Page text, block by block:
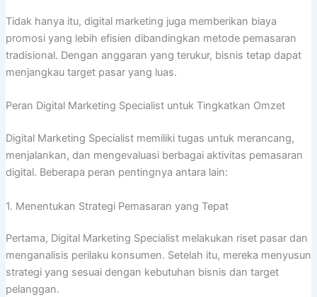
Tidak hanya itu, digital marketing juga memberikan biaya
promosi yang lebih efisien dibandingkan metode pemasaran
tradisional. Dengan anggaran yang terukur, bisnis tetap dapat
menjangkau target pasar yang luas.
Peran Digital Marketing Specialist untuk Tingkatkan Omzet
Digital Marketing Specialist memiliki tugas untuk merancang,
menjalankan, dan mengevaluasi berbagai aktivitas pemasaran
digital. Beberapa peran pentingnya antara lain:
1. Menentukan Strategi Pemasaran yang Tepat
Pertama, Digital Marketing Specialist melakukan riset pasar dan
menganalisis perilaku konsumen. Setelah itu, mereka menyusun
strategi yang sesuai dengan kebutuhan bisnis dan target
pelanggan.